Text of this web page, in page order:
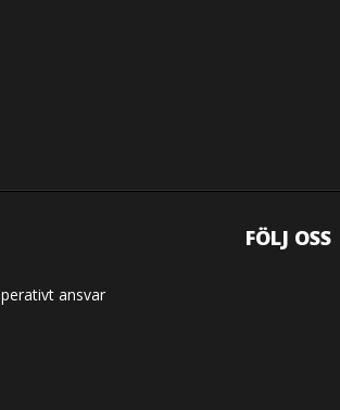
ansvar
FÖLJ OSS